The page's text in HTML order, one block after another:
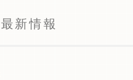
最新情報